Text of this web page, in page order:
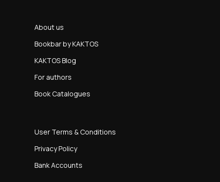
About us
Bookbar by KAKTOS
KAKTOS Blog
For authors
Book Catalogues
User Terms & Conditions
Privacy Policy
Bank Accounts